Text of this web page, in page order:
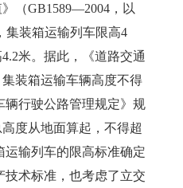
（GB1589—2004，以
集装箱运输列车限高4
米。据此，《道路交通
装箱运输车辆高度不得
辆行驶公路管理规定》规
度从地面算起，不得超
运输列车的限高标准确定
技术标准，也考虑了立交